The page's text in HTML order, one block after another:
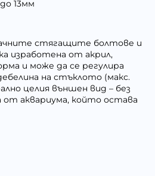
13мм
стягащите болтове и
изработена от акрил,
и може да се регулира
на стъклото (макс.
целия външен вид – без
от аквариума, който остава